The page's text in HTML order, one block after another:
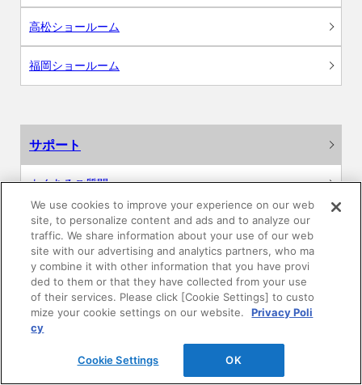
高松ショールーム
福岡ショールーム
サポート
よくあるご質問
カタログ閲覧・資料請求
各種データダウンロード
WEB見積・各種シミュレーション
交換用部品の購入
We use cookies to improve your experience on our web
site, to personalize content and ads and to analyze our
traffic. We share information about your use of our web
site with our advertising and analytics partners, who ma
y combine it with other information that you have provi
ded to them or that they have collected from your use
of their services. Please click [Cookie Settings] to custo
mize your cookie settings on our website.
Privacy Poli
cy
Cookie Settings OK